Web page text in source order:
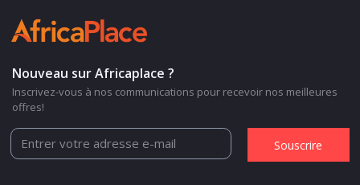
Nouveau sur Africaplace ?
Inscrivez-vous à nos communications pour recevoir nos meilleures
offres!
Souscrire